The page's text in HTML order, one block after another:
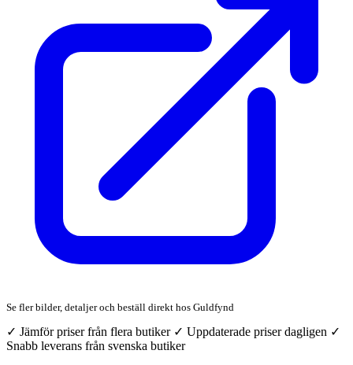
Se fler bilder, detaljer och beställ direkt hos Guldfynd
✓ Jämför priser från flera butiker ✓ Uppdaterade priser dagligen ✓
Snabb leverans från svenska butiker